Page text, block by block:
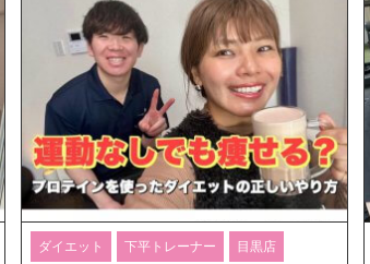
ダイエット 下平トレーナー 目黒店